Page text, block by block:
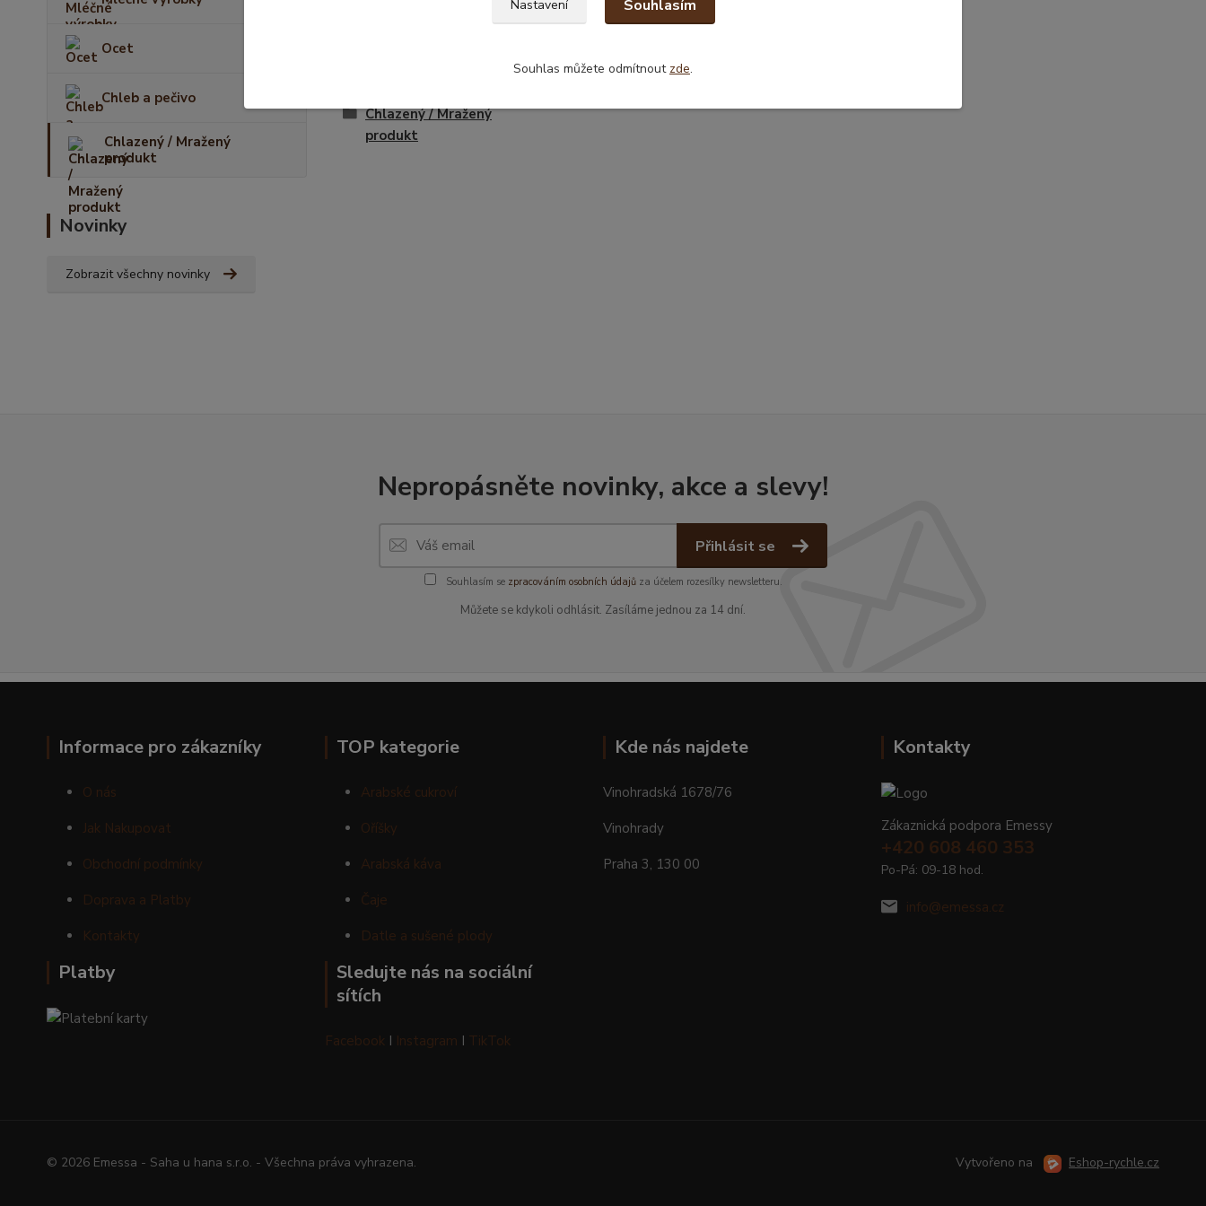
Ocet
Chleb a pečivo
Chlazený / Mražený
produkt
Novinky
Zobrazit všechny novinky
Zboží zařazeno v kategoriích
Chlazený / Mražený
produkt
Nepropásněte novinky, akce a slevy!
Přihlásit se
Souhlasím se zpracováním osobních údajůza účelem rozesílky newsletteru.
Můžete se kdykoli odhlásit. Zasíláme jednou za 14 dní.
Informace pro zákazníky
O nás
Jak Nakupovat
Obchodní podmínky
Doprava a Platby
Kontakty
Platby
TOP kategorie
Arabské cukroví
Oříšky
Arabská káva
Čaje
Datle a sušené plody
Sledujte nás na sociální
sítích
Facebook I Instagram I TikTok
Kde nás najdete
Vinohradská 1678/76
Vinohrady
Praha 3, 130 00
Kontakty
Zákaznická podpora Emessy
+420 608 460 353
Po-Pá: 09-18 hod.
info@emessa.cz
© 2026 Emessa - Saha u hana s.r.o. - Všechna práva vyhrazena. Vytvořeno na Eshop-rychle.cz
Nastavení Souhlasím
Souhlas můžete odmítnout zde.